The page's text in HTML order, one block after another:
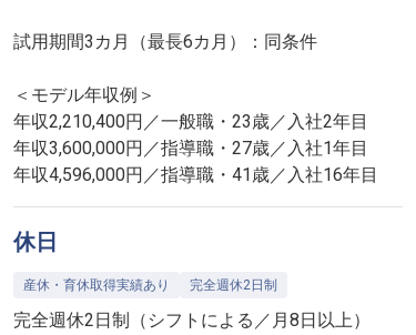
試用期間3カ月（最長6カ月）：同条件
＜モデル年収例＞
年収2,210,400円／一般職・23歳／入社2年目
年収3,600,000円／指導職・27歳／入社1年目
年収4,596,000円／指導職・41歳／入社16年目
休日
産休・育休取得実績あり 完全週休2日制
完全週休2日制（シフトによる／月8日以上）